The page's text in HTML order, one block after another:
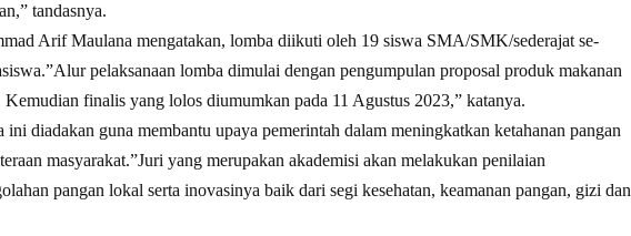
tandasnya.
Arif Maulana mengatakan, lomba diikuti oleh 19 siswa SMA/SMK/sederajat se-
pelaksanaan lomba dimulai dengan pengumpulan proposal produk makanan
finalis yang lolos diumumkan pada 11 Agustus 2023,” katanya.
diadakan guna membantu upaya pemerintah dalam meningkatkan ketahanan pangan
masyarakat.”Juri yang merupakan akademisi akan melakukan penilaian
pangan lokal serta inovasinya baik dari segi kesehatan, keamanan pangan, gizi dan